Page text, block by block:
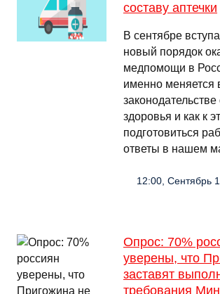
составу аптечки
В сентябре
новый порядок
медпомощи в
именно меняется
здоровья и как к
подготовиться
ответы в нашем
12:00, Сентябрь
Опрос: 70%
уверены, что
заставят
требования